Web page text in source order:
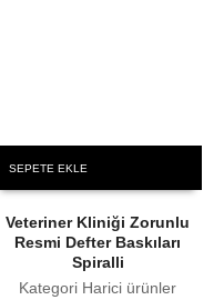
SEPETE EKLE
Veteriner Kliniği Zorunlu
Resmi Defter Baskıları
Spiralli
Kategori Harici ürünler